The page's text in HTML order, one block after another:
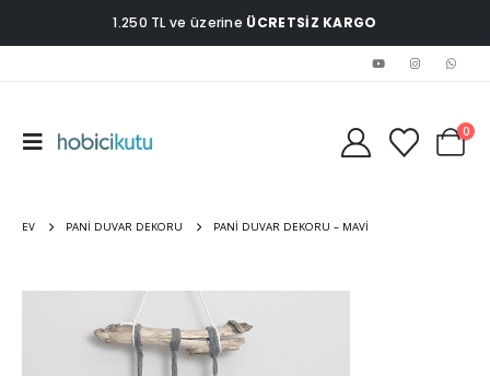
1.250 TL ve üzerine ÜCRETSİZ KARGO
0
EV PANI DUVAR DEKORU PANI DUVAR DEKORU – MAVI